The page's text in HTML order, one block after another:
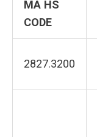
MÃ HS
CODE
2827.3200